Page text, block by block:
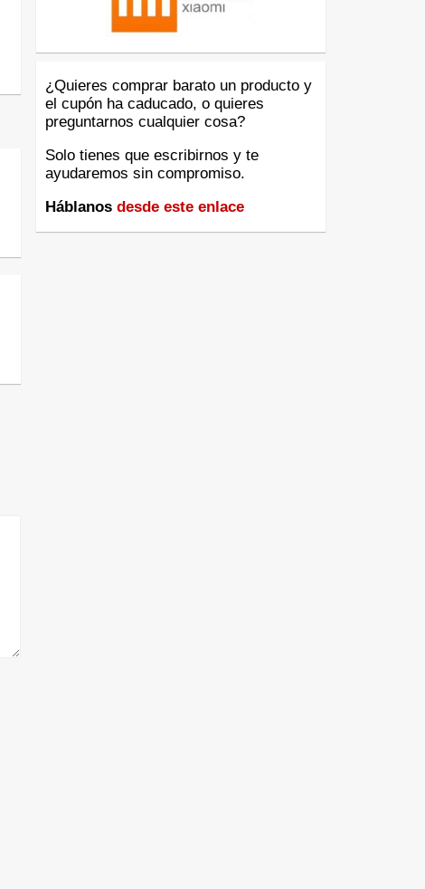
¿Quieres comprar barato un producto y
el cupón ha caducado, o quieres
preguntarnos cualquier cosa?
Solo tienes que escribirnos y te
ayudaremos sin compromiso.
Háblanos desde este enlace